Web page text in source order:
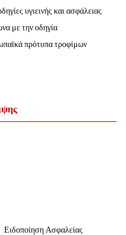
υγιεινής και ασφάλειας
με την οδηγία
πρότυπα τροφίμων
Ειδοποίηση Ασφαλείας